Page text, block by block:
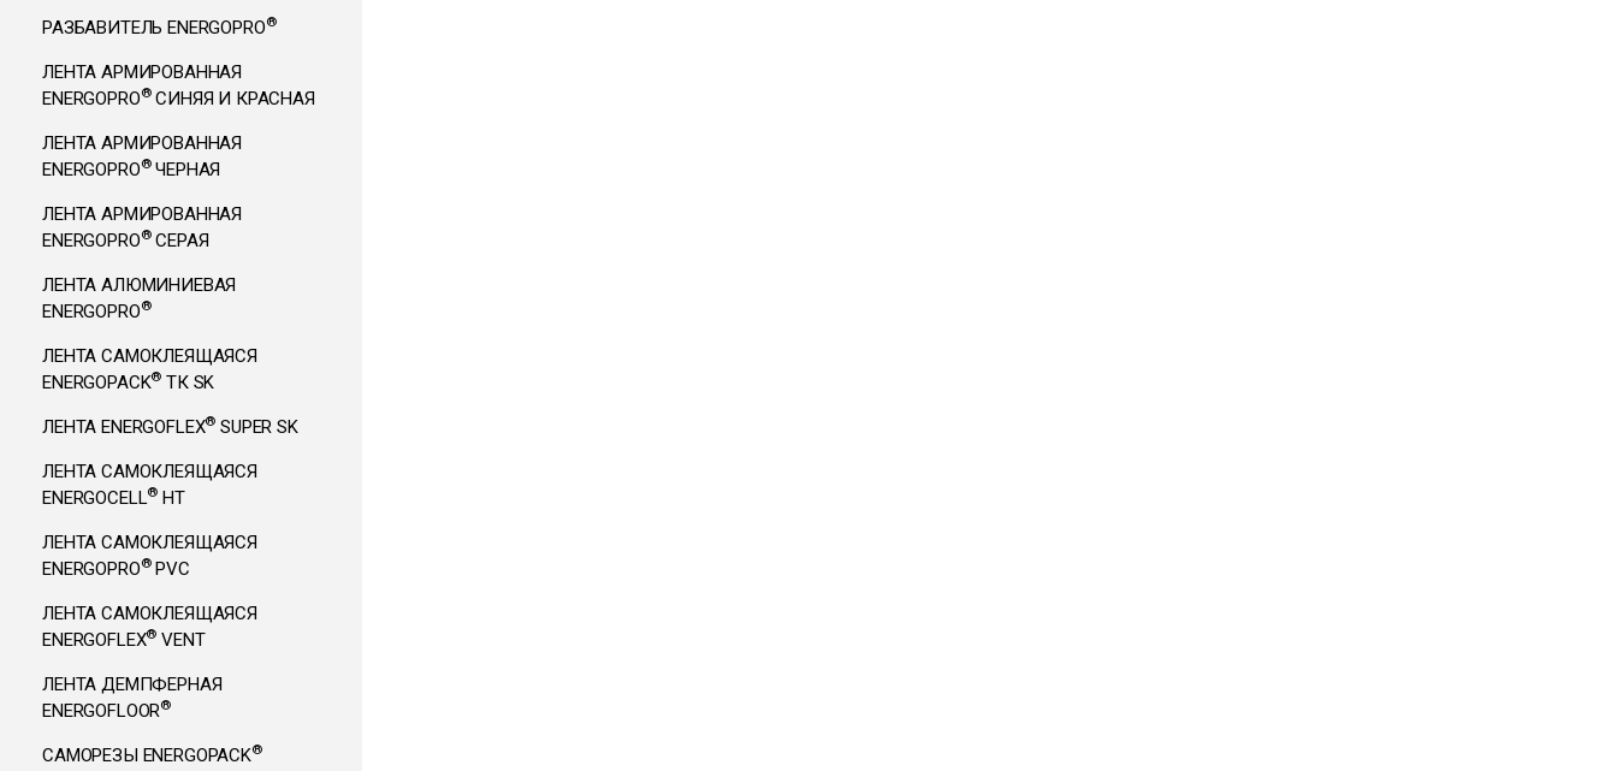
РАЗБАВИТЕЛЬ ENERGOPRO®
ЛЕНТА АРМИРОВАННАЯ
ENERGOPRO®СИНЯЯ И КРАСНАЯ
ЛЕНТА АРМИРОВАННАЯ
ENERGOPRO®ЧЕРНАЯ
ЛЕНТА АРМИРОВАННАЯ
ENERGOPRO®СЕРАЯ
ЛЕНТА АЛЮМИНИЕВАЯ
ENERGOPRO®
ЛЕНТА САМОКЛЕЯЩАЯСЯ
ENERGOPACK® ТК SK
ЛЕНТА ENERGOFLEX® SUPER SK
ЛЕНТА САМОКЛЕЯЩАЯСЯ
ENERGOCELL® HT
ЛЕНТА САМОКЛЕЯЩАЯСЯ
ENERGOPRO®PVC
ЛЕНТА САМОКЛЕЯЩАЯСЯ
ENERGOFLEX® VENT
ЛЕНТА ДЕМПФЕРНАЯ
ENERGOFLOOR®
САМОРЕЗЫ ENERGOPACK®